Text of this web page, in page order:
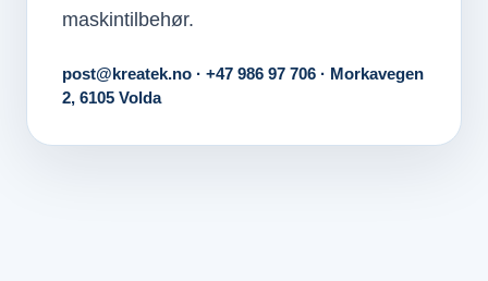
maskintilbehør.
post@kreatek.no · +47 986 97 706 · Morkavegen
2, 6105 Volda